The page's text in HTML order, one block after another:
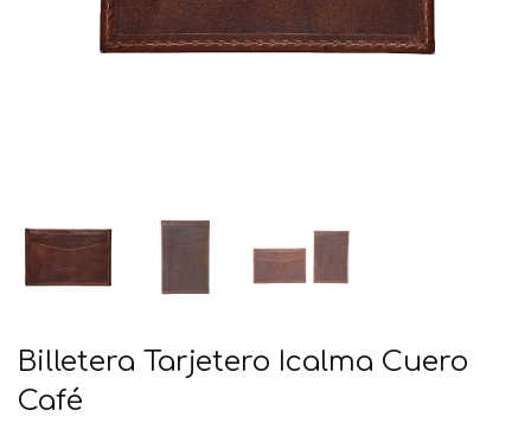
Billetera Tarjetero Icalma Cuero
Café